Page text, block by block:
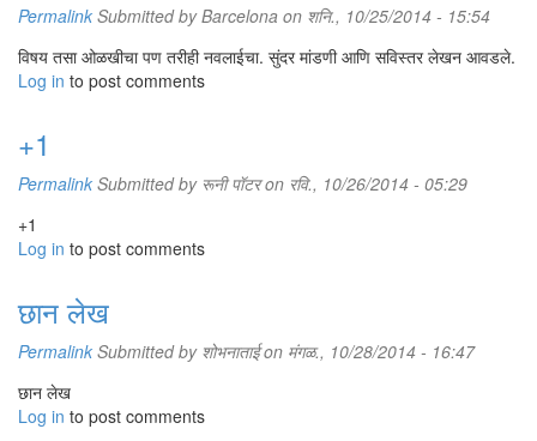
सिरॅमिकपासून बनवलेली, अतीशय पातळ धार, पण ठिसूळ असलेली काळ्या पातीची सुरी
या सुऱ्यांचे अनोखे विश्व बघून दडपून जायला होते हे मात्र खरे. एखाद्या शॉपिंग मॉलमध्ये
गृहोपयोगी वस्तूंच्या विभागात फिरताना अशा असंख्य सुऱ्या किंवा त्यांची चित्रे असलेला
एखादा विभाग दिसतोच. सुरक्षेच्या दृष्टीने बऱ्याच वेळा खऱ्या सुऱ्यांऐवजी चित्रे असतात
किंवा मग सुऱ्या कुलूप घातलेल्या काचेच्या कपाटांत ठेवलेल्या असतात. या सुऱ्यांची किंमत
सुमारे दोन हजार येनपासून लाखभर येनपर्यंत काहीही असू शकते. कुठली सुरी घ्यायची हे
ठरवायचे झाल्यास आपल्याला सुरी काय कापण्यासाठी हवी, मोठी की छोटी, जड की
Permalink Submitted byBarcelona on शनि., 10/25/2014 - 15:54
विषय तसा ओळखीचा पण तरीही नवलाईचा. सुंदर मांडणी आणि सविस्तर लेखन आवडले.
Log in to post comments
+1
Permalink Submitted by रूनी पॉटरon रवि., 10/26/2014 - 05:29
+1
Log in to post comments
छान लेख
Permalink Submitted by शोभनाताईon मंगळ., 10/28/2014 - 16:47
छान लेख
Log in to post comments